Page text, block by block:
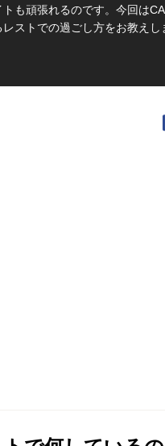
も頑張れるのです。今回は
ストでの過ごし方をお教えし